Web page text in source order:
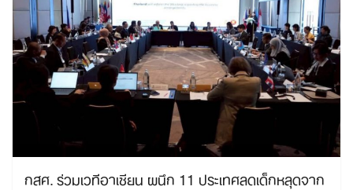
กสศ. ร่วมเวทีอาเซียน ผนึก 11 ประเทศลดเด็กหลุดจาก